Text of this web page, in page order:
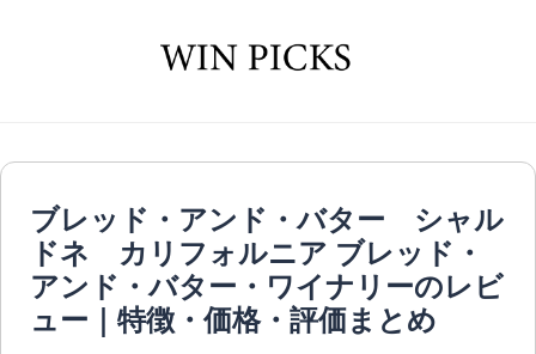
ブレッド・アンド・バター シャル
ドネ カリフォルニア ブレッド・
アンド・バター・ワイナリーのレビ
ュー｜特徴・価格・評価まとめ